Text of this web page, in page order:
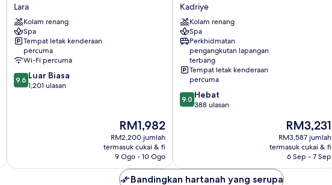
Resort
Lara
Antalya
-
Prive
Ultra
All
Inclusive
Lara
Kolam renang
Spa
Tempat letak kenderaan
percuma
Wi-Fi percuma
9.6
daripada
9.6 Luar Biasa
1,201 ulasan
Harga
ialah
RM1,982
RM1,982
RM2,200 jumlah
termasuk cukai & fi
9 Ogo - 10 Ogo
Legends
Kingdom
Hotel
Kadriye
Kadriye
Kolam renang
Spa
Perkhidmatan
pengangkutan lapangan
terbang
Tempat letak kenderaan
percuma
9.0
daripada
9.0 Hebat
388 ulasan
Harga
ialah
RM3,231
RM3,231
RM3,587 jumlah
termasuk cukai & fi
6 Sep - 7 Sep
Bandingkan hartanah yang serupa